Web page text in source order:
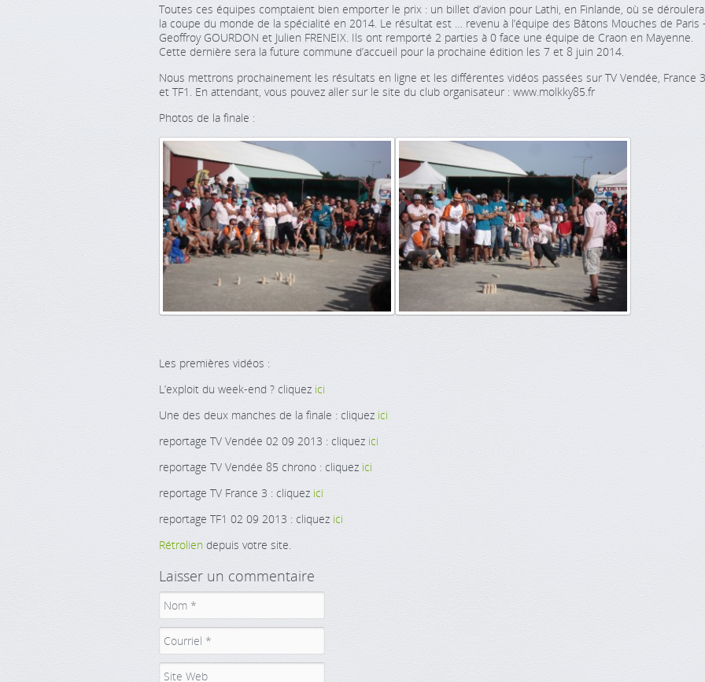
Toutes ces équipes comptaient bien emporter le prix : un billet d’avion pour Lathi, en Finlande, où se déroulera
la coupe du monde de la spécialité en 2014. Le résultat est … revenu à l’équipe des Bâtons Mouches de Paris
Geoffroy GOURDON et Julien FRENEIX. Ils ont remporté 2 parties à 0 face une équipe de Craon en Mayenne.
Cette dernière sera la future commune d’accueil pour la prochaine édition les 7 et 8 juin 2014.
Nous mettrons prochainement les résultats en ligne et les différentes vidéos passées sur TV Vendée, France 3
et TF1. En attendant, vous pouvez aller sur le site du club organisateur : www.molkky85.fr
Photos de la finale :
Les premières vidéos :
L’exploit du week-end ? cliquez ici
Une des deux manches de la finale : cliquez ici
reportage TV Vendée 02 09 2013 : cliquez ici
reportage TV Vendée 85 chrono : cliquez ici
reportage TV France 3 : cliquez ici
reportage TF1 02 09 2013 : cliquez ici
Rétrolien depuis votre site.
Laisser un commentaire